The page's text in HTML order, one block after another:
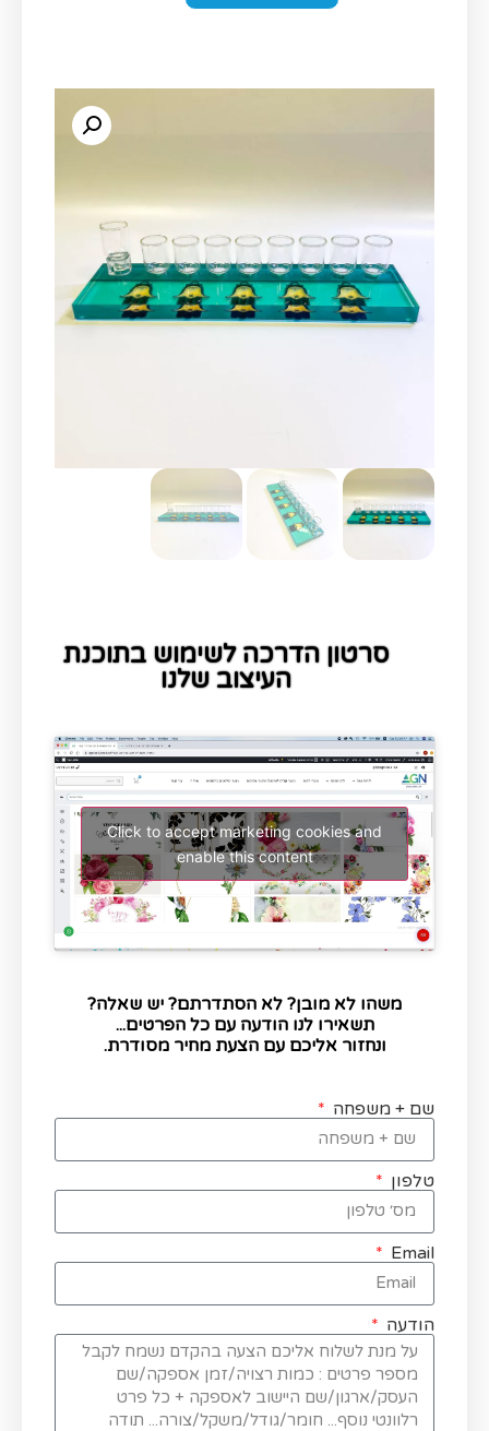
סרטון הדרכה לשימוש בתוכנת
העיצוב שלנו
Click to accept marketing cookies and
enable this content
משהו לא מובן? לא הסתדרתם? יש שאלה?
תשאירו לנו הודעה עם כל הפרטים...
ונחזור אליכם עם הצעת מחיר מסודרת.
שם + משפחה
טלפון
Email
הודעה